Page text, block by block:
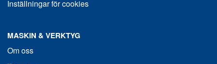
Inställningar för cookies
MASKIN & VERKTYG
Om oss